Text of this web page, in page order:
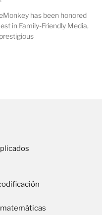
has been honored
in Family-Friendly Media,